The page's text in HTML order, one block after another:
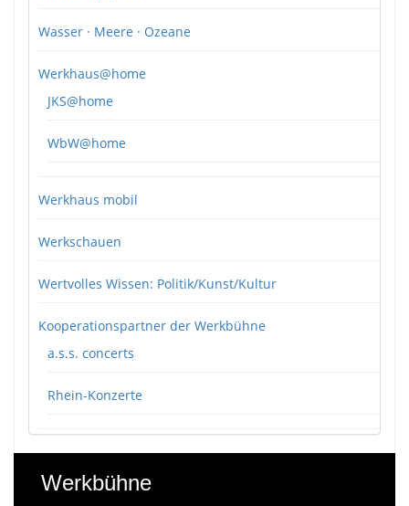
Wasser · Meere · Ozeane
Werkhaus@home
JKS@home
WbW@home
Werkhaus mobil
Werkschauen
Wertvolles Wissen: Politik/Kunst/Kultur
Kooperationspartner der Werkbühne
a.s.s. concerts
Rhein-Konzerte
Werkbühne